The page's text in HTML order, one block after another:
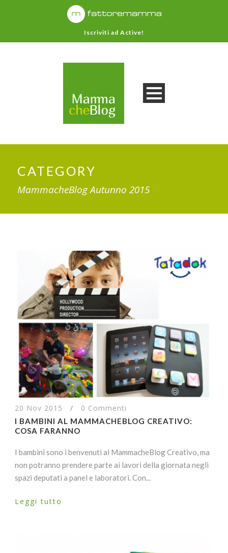
Iscriviti ad Active!
CATEGORY
MammacheBlog Autunno 2015
20 Nov 2015 / 0 Commenti
I BAMBINI AL MAMMACHEBLOG CREATIVO:
COSA FARANNO
I bambini sono i benvenuti al MammacheBlog Creativo, ma
non potranno prendere parte ai lavori della giornata negli
spazi deputati a panel e laboratori. Con...
Leggi tutto